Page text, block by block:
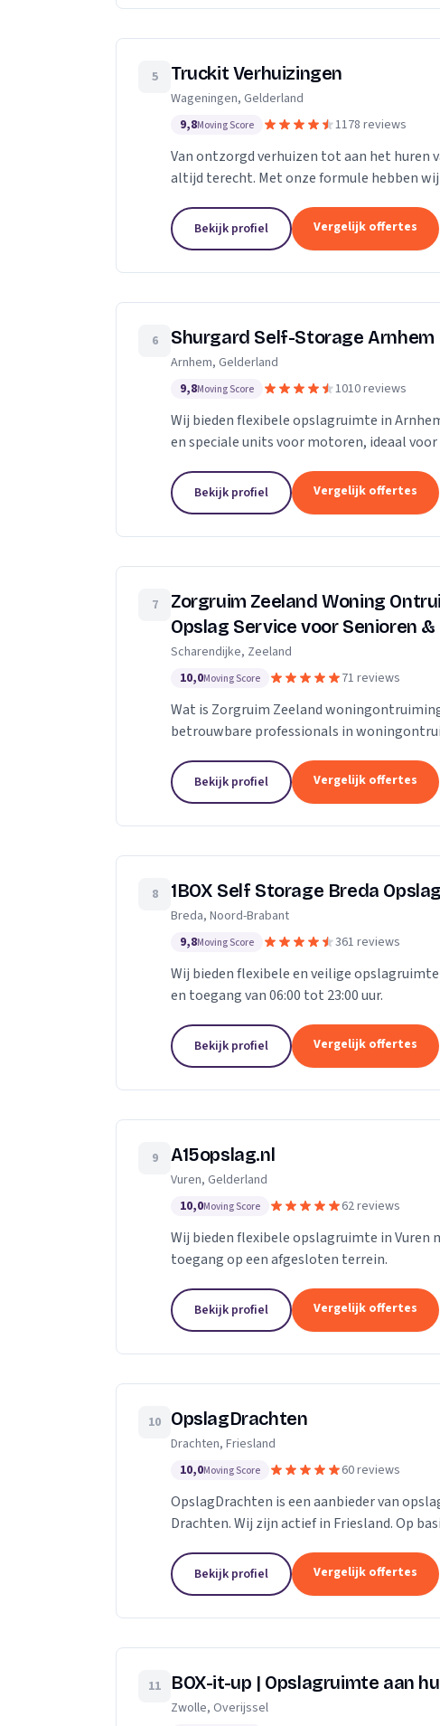
5 Truckit Verhuizingen
Wageningen, Gelderland
9,8Moving Score 1178 reviews
Van ontzorgd verhuizen tot aan het huren
altijd terecht. Met onze formule hebben
Bekijk profiel Vergelijk offertes
6 Shurgard Self-Storage Arnhem
Arnhem, Gelderland
9,8Moving Score 1010 reviews
Wij bieden flexibele opslagruimte in
en speciale units voor motoren, ideaal
Bekijk profiel Vergelijk offertes
7
Zorgruim Zeeland Woning
Opslag Service voor Senioren
Scharendijke, Zeeland
10,0Moving Score 71 reviews
Wat is Zorgruim Zeeland
betrouwbare professionals in
Bekijk profiel Vergelijk offertes
8 1BOX Self Storage Breda
Breda, Noord-Brabant
9,8Moving Score 361 reviews
Wij bieden flexibele en veilige
en toegang van 06:00 tot 23:00 uur.
Bekijk profiel Vergelijk offertes
9 A15opslag.nl
Vuren, Gelderland
10,0Moving Score 62 reviews
Wij bieden flexibele opslagruimte in Vuren
toegang op een afgesloten terrein.
Bekijk profiel Vergelijk offertes
10 OpslagDrachten
Drachten, Friesland
10,0Moving Score 60 reviews
OpslagDrachten is een aanbieder van
Drachten. Wij zijn actief in Friesland. Op
Bekijk profiel Vergelijk offertes
11 BOX-it-up | Opslagruimte aan
Zwolle, Overijssel